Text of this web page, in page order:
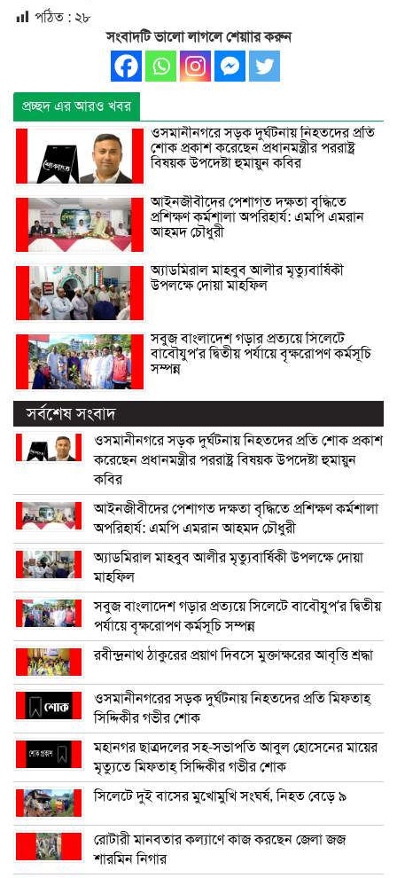
পঠিত : ২৮
সংবাদটি ভালো লাগলে শেয়াার করুন
প্রচ্ছদ এর আরও খবর
ওসমানীনগরে সড়ক দুর্ঘটনায় নিহতদের প্রতি
শোক প্রকাশ করেছেন প্রধানমন্ত্রীর পররাষ্ট্র
বিষয়ক উপদেষ্টা হুমায়ুন কবির
আইনজীবীদের পেশাগত দক্ষতা বৃদ্ধিতে
প্রশিক্ষণ কর্মশালা অপরিহার্য: এমপি এমরান
আহমদ চৌধুরী
অ্যাডমিরাল মাহবুব আলীর মৃত্যুবার্ষিকী
উপলক্ষে দোয়া মাহফিল
সবুজ বাংলাদেশ গড়ার প্রত্যয়ে সিলেটে
বাবৌযুপ’র দ্বিতীয় পর্যায়ে বৃক্ষরোপণ কর্মসূচি
সম্পন্ন
সর্বশেষ সংবাদ
ওসমানীনগরে সড়ক দুর্ঘটনায় নিহতদের প্রতি শোক প্রকাশ
করেছেন প্রধানমন্ত্রীর পররাষ্ট্র বিষয়ক উপদেষ্টা হুমায়ুন
কবির
আইনজীবীদের পেশাগত দক্ষতা বৃদ্ধিতে প্রশিক্ষণ কর্মশালা
অপরিহার্য: এমপি এমরান আহমদ চৌধুরী
অ্যাডমিরাল মাহবুব আলীর মৃত্যুবার্ষিকী উপলক্ষে দোয়া
মাহফিল
সবুজ বাংলাদেশ গড়ার প্রত্যয়ে সিলেটে বাবৌযুপ’র দ্বিতীয়
পর্যায়ে বৃক্ষরোপণ কর্মসূচি সম্পন্ন
রবীন্দ্রনাথ ঠাকুরের প্রয়াণ দিবসে মুক্তাক্ষরের আবৃত্তি শ্রদ্ধা
ওসমানীনগরের সড়ক দুর্ঘটনায় নিহতদের প্রতি মিফতাহ্
সিদ্দিকীর গভীর শোক
মহানগর ছাত্রদলের সহ-সভাপতি আবুল হোসেনের মায়ের
মৃত্যুতে মিফতাহ্ সিদ্দিকীর গভীর শোক
সিলেটে দুই বাসের মুখোমুখি সংঘর্ষ, নিহত বেড়ে ৯
রোটারী মানবতার কল্যাণে কাজ করছেন জেলা জজ
শারমিন নিগার